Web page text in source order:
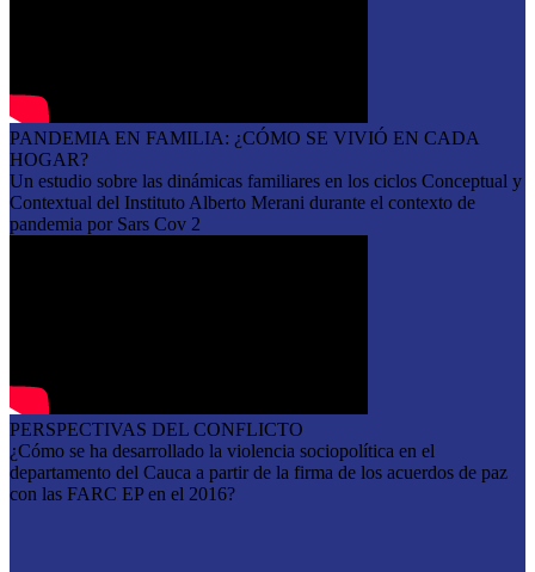
PANDEMIA EN FAMILIA: ¿CÓMO SE VIVIÓ EN CADA
HOGAR?
Un estudio sobre las dinámicas familiares en los ciclos Conceptual y
Contextual del Instituto Alberto Merani durante el contexto de
pandemia por Sars Cov 2
PERSPECTIVAS DEL CONFLICTO
¿Cómo se ha desarrollado la violencia sociopolítica en el
departamento del Cauca a partir de la firma de los acuerdos de paz
con las FARC EP en el 2016?